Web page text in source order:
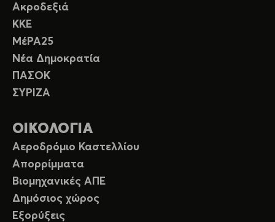
Ακροδεξιά
ΚΚΕ
ΜέΡΑ25
Νέα Δημοκρατία
ΠΑΣΟΚ
ΣΥΡΙΖΑ
ΟΙΚΟΛΟΓΙΑ
Αεροδρόμιο Καστελλίου
Απορρίμματα
Βιομηχανικές ΑΠΕ
Δημόσιος χώρος
Εξορύξεις